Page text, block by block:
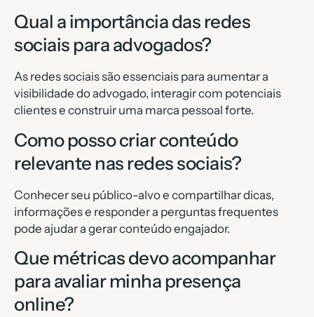
Qual a importância das redes
sociais para advogados?
As redes sociais são essenciais para aumentar a
visibilidade do advogado, interagir com potenciais
clientes e construir uma marca pessoal forte.
Como posso criar conteúdo
relevante nas redes sociais?
Conhecer seu público-alvo e compartilhar dicas,
informações e responder a perguntas frequentes
pode ajudar a gerar conteúdo engajador.
Que métricas devo acompanhar
para avaliar minha presença
online?